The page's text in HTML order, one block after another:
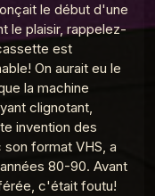
MDG 5 Le Discman
MDG 4 Le Minitel
MDG 3 Le Club
le début d'une
le plaisir, rappelez-
est
On aurait eu le
la machine
clignotant,
invention des
format VHS, a
80-90. Avant
c'était foutu!